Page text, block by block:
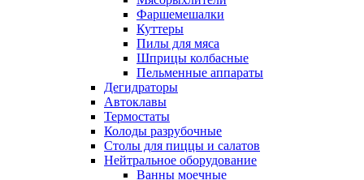
Фаршемешалки
Куттеры
Пилы для мяса
Шприцы колбасные
Пельменные аппараты
Дегидраторы
Автоклавы
Термостаты
Колоды разрубочные
Столы для пиццы и салатов
Нейтральное оборудование
Ванны моечные